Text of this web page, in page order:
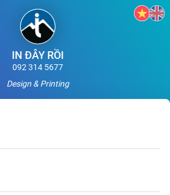
IN ĐÂY RỒI
092 314 5677
Design & Printing